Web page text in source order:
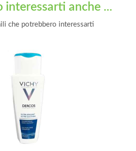
interessarti anche ...
che potrebbero interessarti